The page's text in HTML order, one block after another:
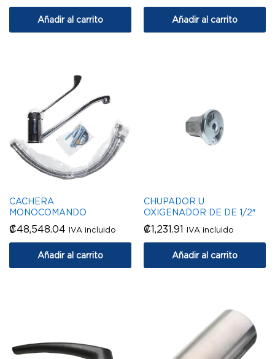
Añadir al carrito Añadir al carrito
CACHERA
MONOCOMANDO
₡48,548.04 IVA incluido
Añadir al carrito
CHUPADOR U
OXIGENADOR DE DE 1/2″
₡1,231.91 IVA incluido
Añadir al carrito